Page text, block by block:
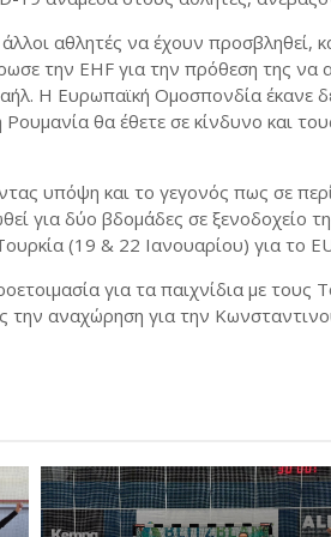
άλλοι αθλητές να έχουν
την EHF για την πρόθεση της να
Η Ευρωπαϊκή Ομοσπονδία έκανε
θα έθετε σε κίνδυνο και
υπόψη και το γεγονός πως σε
για δύο βδομάδες σε ξενοδοχείο
(19 & 22 Ιανουαρίου) για το
για τα παιχνίδια με τους
την αναχώρηση για την